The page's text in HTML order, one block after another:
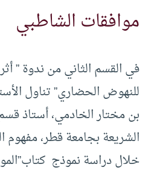
موافقات الشاطبي
في القسم الثاني من ندوة ”
للنهوض الحضاري” تناول
بن مختار الخادمي، أستاذ
الشريعة بجامعة قطر، مفهوم
خلال دراسة نموذج